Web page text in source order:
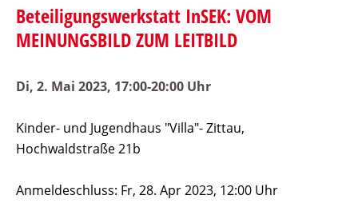
Beteiligungswerkstatt InSEK: VOM
MEINUNGSBILD ZUM LEITBILD
Di, 2. Mai 2023, 17:00-20:00 Uhr
Kinder- und Jugendhaus "Villa"- Zittau,
Hochwaldstraße 21b
Anmeldeschluss: Fr, 28. Apr 2023, 12:00 Uhr